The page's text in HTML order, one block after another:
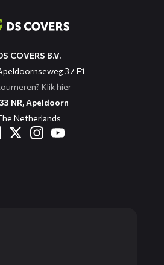
COVERS B.V.
37 E1
Klik hier
NR, Apeldoorn
Netherlands